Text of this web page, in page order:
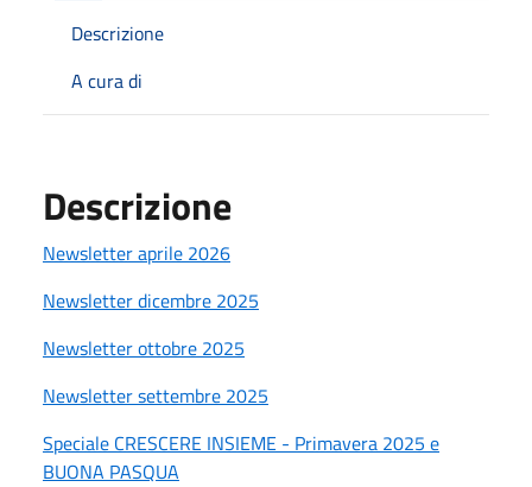
Descrizione
A cura di
Descrizione
Newsletter aprile 2026
Newsletter dicembre 2025
Newsletter ottobre 2025
Newsletter settembre 2025
Speciale CRESCERE INSIEME - Primavera 2025 e
BUONA PASQUA